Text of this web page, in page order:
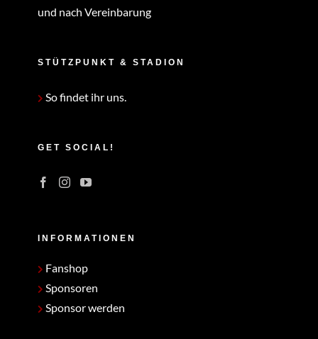
und nach Vereinbarung
STÜTZPUNKT & STADION
So findet ihr uns.
GET SOCIAL!
INFORMATIONEN
Fanshop
Sponsoren
Sponsor werden